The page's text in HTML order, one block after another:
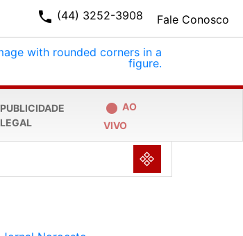
Fale Conosco
phone (44) 3252-3908
PUBLICIDADE
LEGAL
fiber_manual_record AO
VIVO
NULL